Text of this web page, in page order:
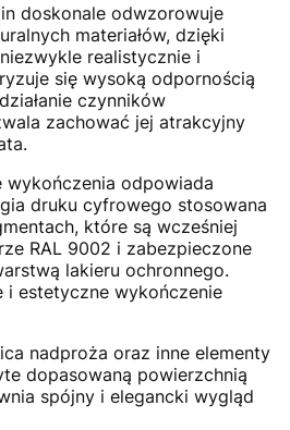
doskonale odwzorowuje
materiałów, dzięki
realistycznie i
się wysoką odpornością
czynników
zachować jej atrakcyjny
wykończenia odpowiada
druku cyfrowego stosowana
które są wcześniej
RAL 9002 i zabezpieczone
lakieru ochronnego.
i estetyczne wykończenie
nadproża oraz inne elementy
dopasowaną powierzchnią
spójny i elegancki wygląd